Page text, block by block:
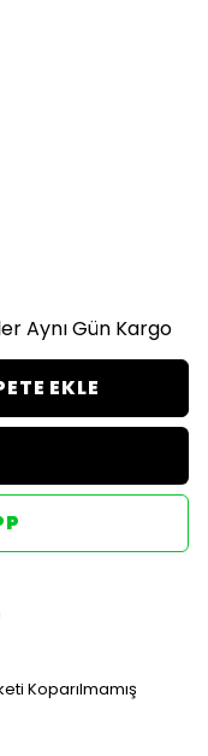
Aynı Gün Kargo
EKLE
Koparılmamış